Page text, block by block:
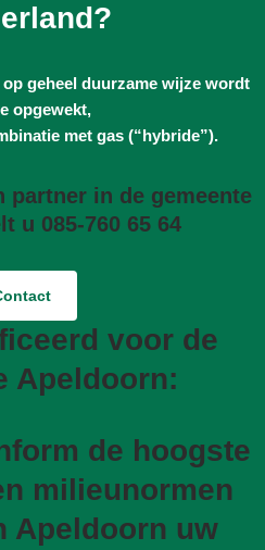
geheel duurzame wijze wordt
opgewekt,
met gas (“hybride”).
partner in de gemeente
u 085-760 65 64
voor de
Apeldoorn:
de hoogste
milieunormen
Apeldoorn uw